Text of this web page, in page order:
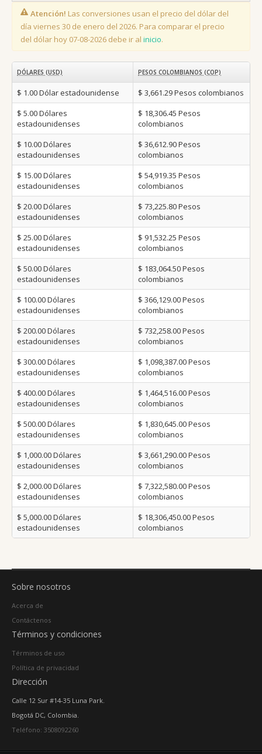
Atención! Las conversiones usan el precio del dólar del
día viernes 30 de enero del 2026. Para comparar el precio
del dólar hoy 07-08-2026 debe ir al inicio.
DÓLARES (USD) PESOS COLOMBIANOS (COP)
$ 1.00Dólar estadounidense $ 3,661.29Pesos colombianos
$ 5.00Dólares
estadounidenses
$ 18,306.45 Pesos
colombianos
$ 10.00Dólares
estadounidenses
$ 36,612.90Pesos
colombianos
$ 15.00Dólares
estadounidenses
$ 54,919.35 Pesos
colombianos
$ 20.00Dólares
estadounidenses
$ 73,225.80Pesos
colombianos
$ 25.00Dólares
estadounidenses
$ 91,532.25 Pesos
colombianos
$ 50.00Dólares
estadounidenses
$ 183,064.50Pesos
colombianos
$ 100.00Dólares
estadounidenses
$ 366,129.00Pesos
colombianos
$ 200.00Dólares
estadounidenses
$ 732,258.00Pesos
colombianos
$ 300.00Dólares
estadounidenses
$ 1,098,387.00Pesos
colombianos
$ 400.00Dólares
estadounidenses
$ 1,464,516.00Pesos
colombianos
$ 500.00Dólares
estadounidenses
$ 1,830,645.00Pesos
colombianos
$ 1,000.00Dólares
estadounidenses
$ 3,661,290.00Pesos
colombianos
$ 2,000.00Dólares
estadounidenses
$ 7,322,580.00Pesos
colombianos
$ 5,000.00Dólares
estadounidenses
$ 18,306,450.00Pesos
colombianos
Sobre nosotros
Acerca de
Contáctenos
Términos y condiciones
Términos de uso
Política de privacidad
Dirección
Calle 12 Sur #14-35 Luna Park.
Bogotá DC, Colombia.
Teléfono: 3508092260